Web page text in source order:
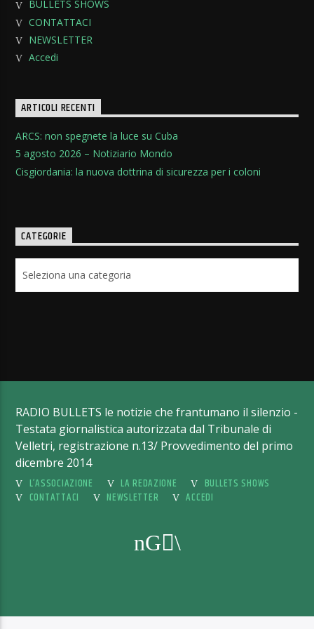
BULLETS SHOWS
CONTATTACI
NEWSLETTER
Accedi
ARTICOLI RECENTI
ARCS: non spegnete la luce su Cuba
5 agosto 2026 – Notiziario Mondo
Cisgiordania: la nuova dottrina di sicurezza per i coloni
CATEGORIE
RADIO BULLETS le notizie che frantumano il silenzio -
Testata giornalistica autorizzata dal Tribunale di
Velletri, registrazione n.13/ Provvedimento del primo
dicembre 2014
L’ASSOCIAZIONE
LA REDAZIONE
BULLETS SHOWS
CONTATTACI
NEWSLETTER ACCEDI